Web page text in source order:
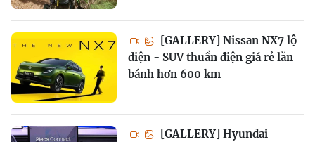
[GALLERY] Nissan NX7 lộ
diện - SUV thuần điện giá rẻ lăn
bánh hơn 600 km
[GALLERY] Hyundai